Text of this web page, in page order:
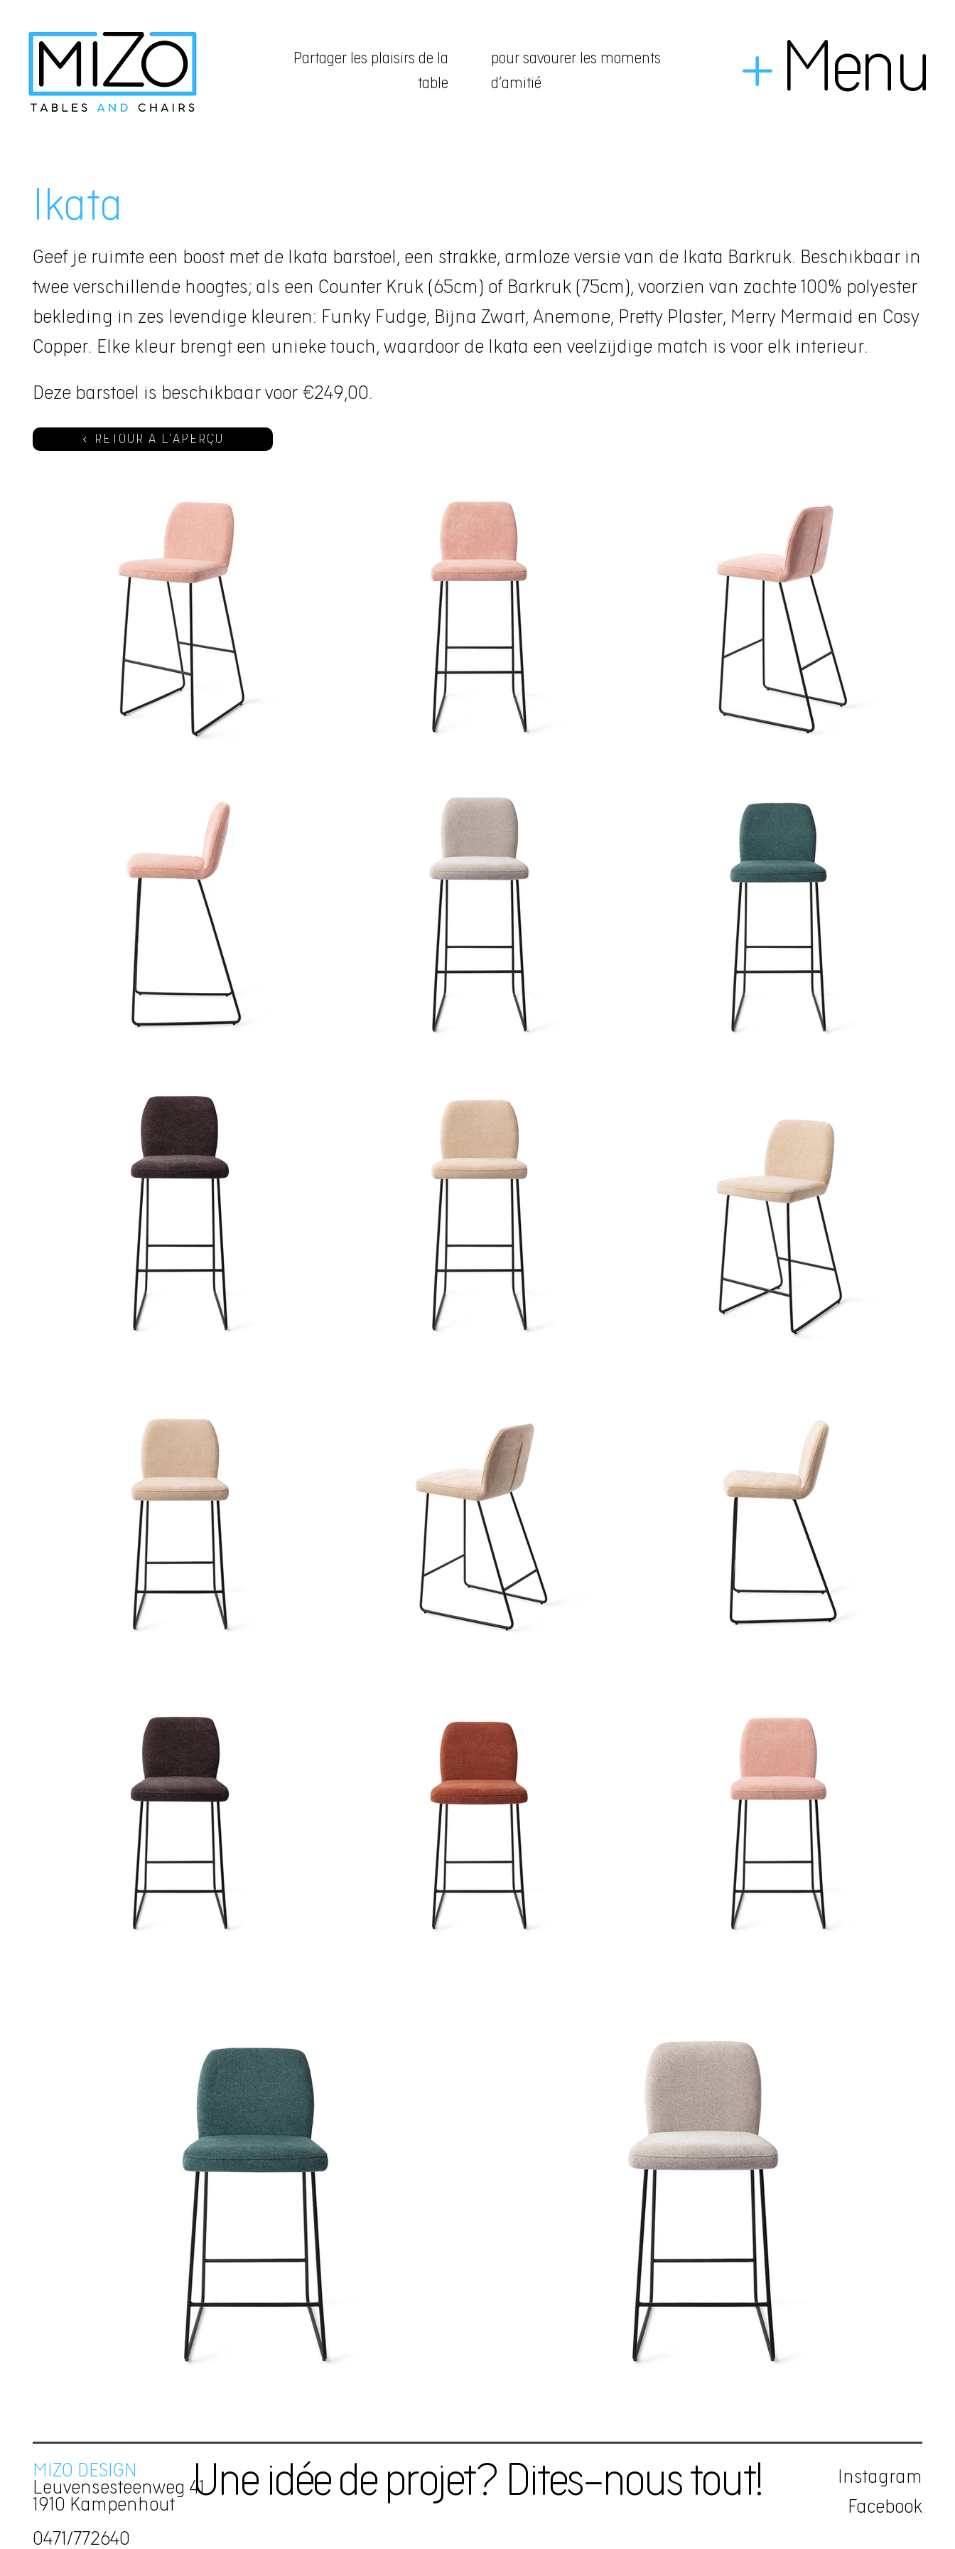
Partager les plaisirs de la
table
pour savourer les moments
d’amitié
+Menu
Ikata
Geef je ruimte een boost met de Ikata barstoel, een strakke, armloze versie van de Ikata Barkruk. Beschikbaar in
twee verschillende hoogtes; als een Counter Kruk (65cm) of Barkruk (75cm), voorzien van zachte 100% polyester
bekleding in zes levendige kleuren: Funky Fudge, Bijna Zwart, Anemone, Pretty Plaster, Merry Mermaid en Cosy
Copper. Elke kleur brengt een unieke touch, waardoor de Ikata een veelzijdige match is voor elk interieur.
Deze barstoel is beschikbaar voor €249,00.
RETOUR À L'APERÇU
Une idée de projet? Dites-nous tout!
MIZO DESIGN
Leuvensesteenweg 41
1910 Kampenhout
0471/772640
Instagram
Facebook